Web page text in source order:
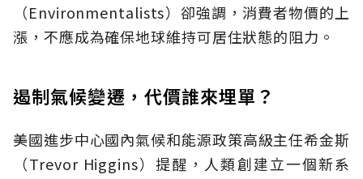
（Environmentalists）卻強調，消費者物價的上
漲，不應成為確保地球維持可居住狀態的阻力。
遏制氣候變遷，代價誰來埋單？
美國進步中心國內氣候和能源政策高級主任希金斯
（Trevor Higgins）提醒，人類創建立一個新系